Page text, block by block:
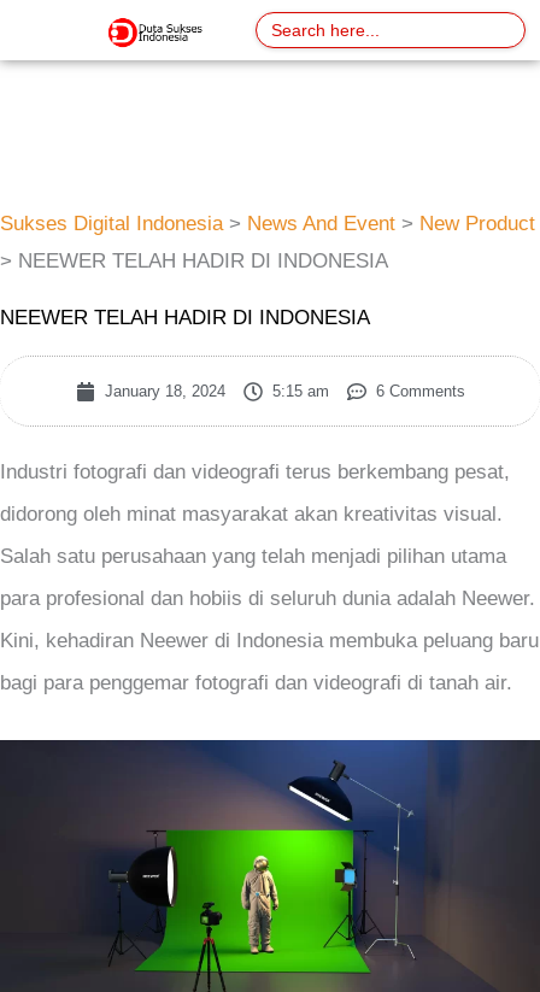
to
Search
for:
Sukses Digital Indonesia> News And Event > New Product
> NEEWER TELAH HADIR DI INDONESIA
NEEWER TELAH HADIR DI INDONESIA
January 18, 2024 5:15 am 6 Comments
Industri fotografi dan videografi terus berkembang pesat,
didorong oleh minat masyarakat akan kreativitas visual.
Salah satu perusahaan yang telah menjadi pilihan utama
para profesional dan hobiis di seluruh dunia adalah Neewer.
Kini, kehadiran Neewer di Indonesia membuka peluang baru
bagi para penggemar fotografi dan videografi di tanah air.